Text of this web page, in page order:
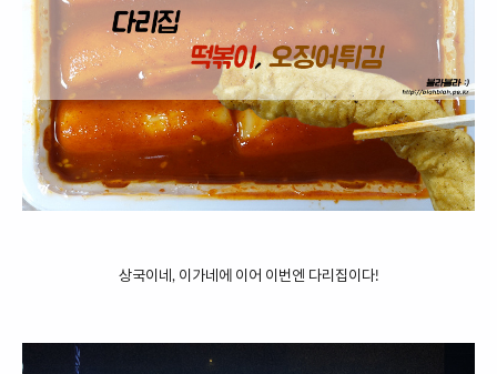
상국이네, 이가네에 이어 이번엔 다리집이다!